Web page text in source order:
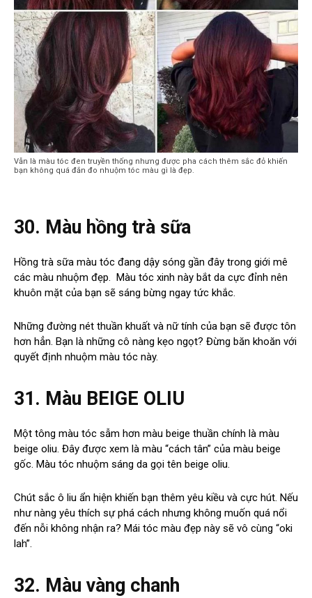
Vẫn là màu tóc đen truyền thống nhưng được pha cách thêm sắc đỏ khiến
bạn không quá đắn đo nhuộm tóc màu gì là đẹp.
30. Màu hồng trà sữa
Hồng trà sữa màu tóc đang dậy sóng gần đây trong giới mê
các màu nhuộm đẹp. Màu tóc xinh này bắt da cực đỉnh nên
khuôn mặt của bạn sẽ sáng bừng ngay tức khắc.
Những đường nét thuần khuất và nữ tính của bạn sẽ được tôn
hơn hẳn. Bạn là những cô nàng kẹo ngọt? Đừng băn khoăn với
quyết định nhuộm màu tóc này.
31. Màu BEIGE OLIU
Một tông màu tóc sẫm hơn màu beige thuần chính là màu
beige oliu. Đây được xem là màu “cách tân” của màu beige
gốc. Màu tóc nhuộm sáng da gọi tên beige oliu.
Chút sắc ô liu ẩn hiện khiến bạn thêm yêu kiều và cực hút. Nếu
như nàng yêu thích sự phá cách nhưng không muốn quá nổi
đến nỗi không nhận ra? Mái tóc màu đẹp này sẽ vô cùng “oki
lah”.
32. Màu vàng chanh